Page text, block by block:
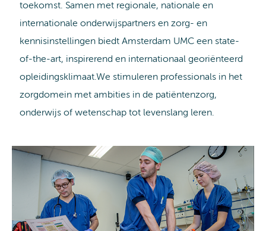
toekomst. Samen met regionale, nationale en
internationale onderwijspartners en zorg- en
kennisinstellingen biedt Amsterdam UMC een state-
of-the-art, inspirerend en internationaal georiënteerd
opleidingsklimaat.We stimuleren professionals in het
zorgdomein met ambities in de patiëntenzorg,
onderwijs of wetenschap tot levenslang leren.